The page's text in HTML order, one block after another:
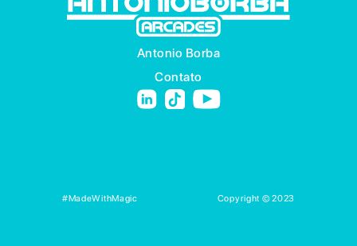
Antonio Borba
Contato
#MadeWithMagic Copyright © 2023